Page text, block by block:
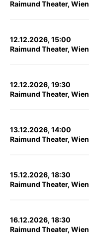
Raimund Theater, Wien
12.12.2026, 15:00
Raimund Theater, Wien
12.12.2026, 19:30
Raimund Theater, Wien
13.12.2026, 14:00
Raimund Theater, Wien
15.12.2026, 18:30
Raimund Theater, Wien
16.12.2026, 18:30
Raimund Theater, Wien